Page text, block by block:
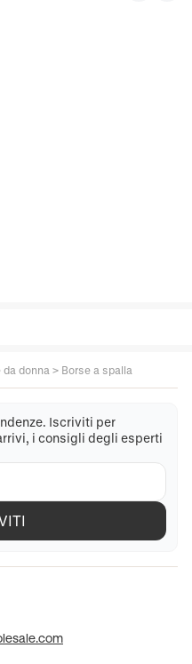
da donna > Borse a spalla
Iscriviti per
i consigli degli esperti